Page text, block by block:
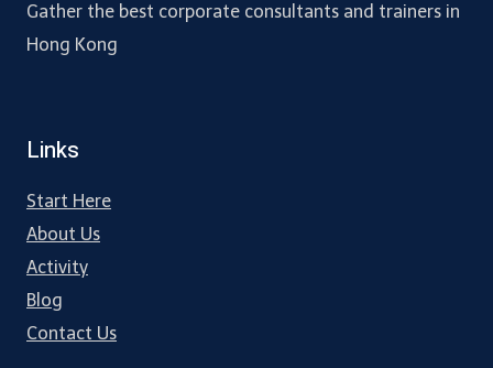
Gather the best corporate consultants and trainers in
Hong Kong
Links
Start Here
About Us
Activity
Blog
Contact Us